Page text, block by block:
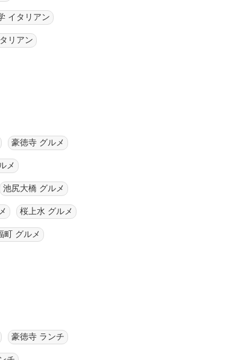
イタリアン
リアン
豪徳寺 グルメ
メ
池尻大橋 グルメ
桜上水 グルメ
町 グルメ
豪徳寺 ランチ